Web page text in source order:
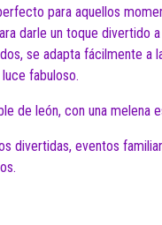
para aquellos
darle un toque divertido
se adapta fácilmente a
fabuloso.
de león, con una melena
divertidas, eventos